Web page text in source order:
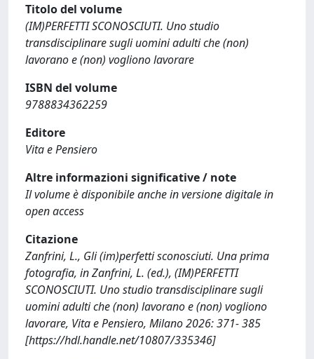
Titolo del volume
(IM)PERFETTI SCONOSCIUTI. Uno studio
transdisciplinare sugli uomini adulti che (non)
lavorano e (non) vogliono lavorare
ISBN del volume
9788834362259
Editore
Vita e Pensiero
Altre informazioni significative / note
Il volume è disponibile anche in versione digitale in
open access
Citazione
Zanfrini, L., Gli (im)perfetti sconosciuti. Una prima
fotografia, in Zanfrini, L. (ed.), (IM)PERFETTI
SCONOSCIUTI. Uno studio transdisciplinare sugli
uomini adulti che (non) lavorano e (non) vogliono
lavorare, Vita e Pensiero, Milano 2026: 371- 385
[https://hdl.handle.net/10807/335346]